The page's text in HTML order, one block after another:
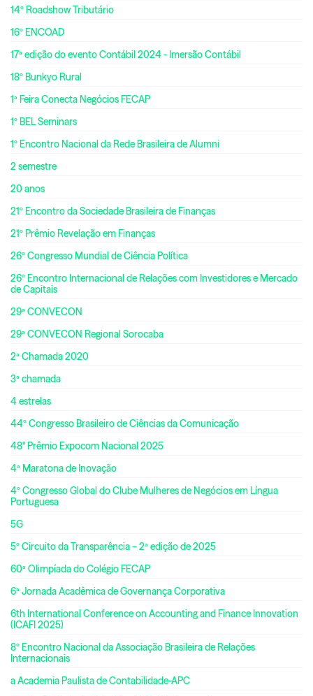
14º Roadshow Tributário
16º ENCOAD
17ª edição do evento Contábil 2024 - Imersão Contábil
18º Bunkyo Rural
1ª Feira Conecta Negócios FECAP
1º BEL Seminars
1º Encontro Nacional da Rede Brasileira de Alumni
2 semestre
20 anos
21º Encontro da Sociedade Brasileira de Finanças
21º Prêmio Revelação em Finanças
26º Congresso Mundial de Ciência Política
26º Encontro Internacional de Relações com Investidores e Mercado
de Capitais
29ª CONVECON
29ª CONVECON Regional Sorocaba
2ª Chamada 2020
3ª chamada
4 estrelas
44º Congresso Brasileiro de Ciências da Comunicação
48° Prêmio Expocom Nacional 2025
4ª Maratona de Inovação
4º Congresso Global do Clube Mulheres de Negócios em Língua
Portuguesa
5G
5º Circuito da Transparência – 2ª edição de 2025
60ª Olimpíada do Colégio FECAP
6ª Jornada Acadêmica de Governança Corporativa
6th International Conference on Accounting and Finance Innovation
(ICAFI 2025)
8º Encontro Nacional da Associação Brasileira de Relações
Internacionais
a Academia Paulista de Contabilidade-APC